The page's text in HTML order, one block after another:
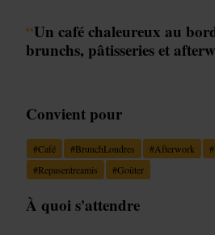
“Un café chaleureux au
brunchs, pâtisseries et
Convient pour
#Café #BrunchLondres #Afterwork #
#Repasentreamis #Goûter
À quoi s'attendre